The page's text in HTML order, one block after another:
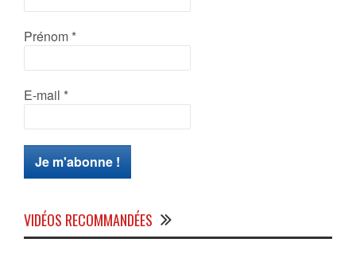
Prénom *
E-mail *
VIDÉOS RECOMMANDÉES